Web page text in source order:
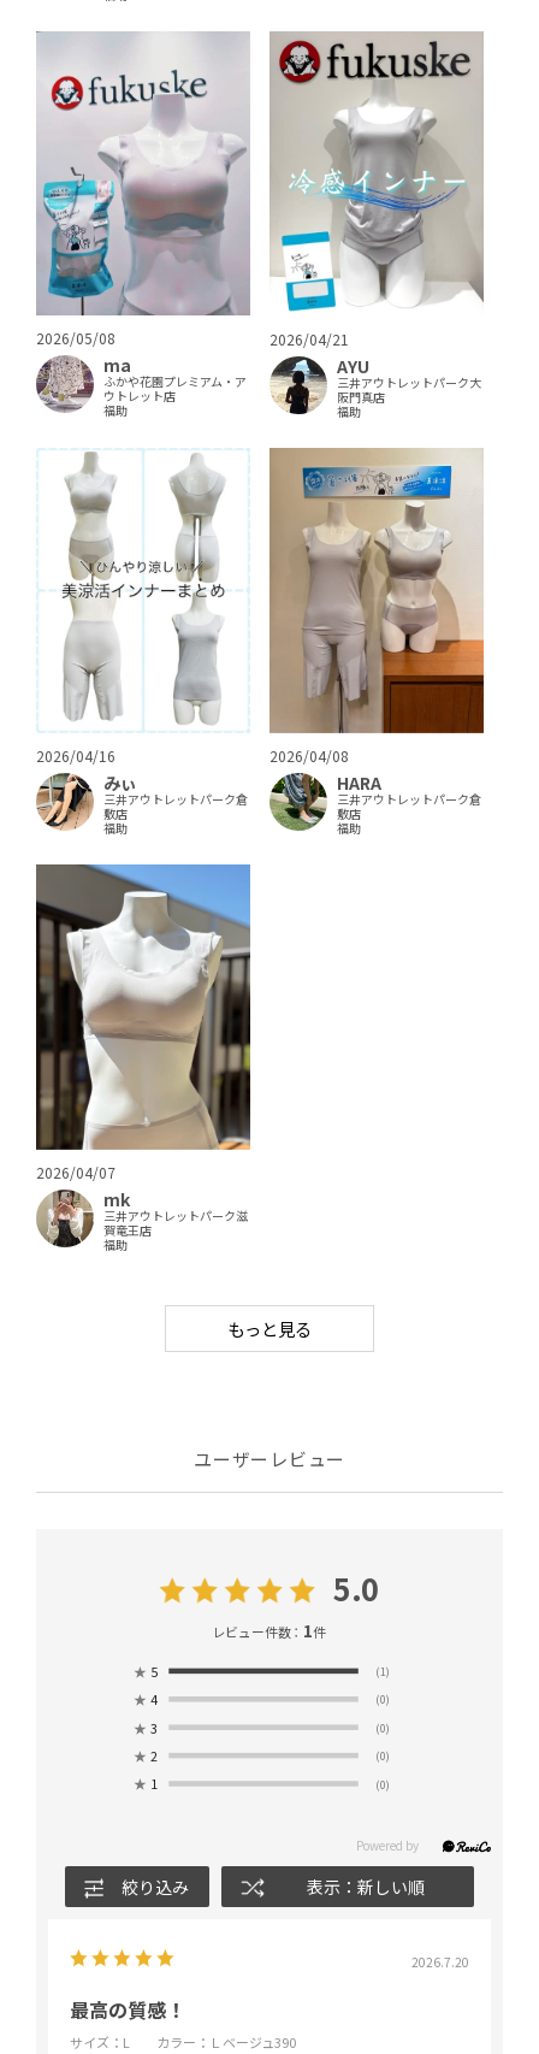
2026/05/08
ma
ふかや花園プレミアム・ア
ウトレット店
福助
2026/04/21
AYU
三井アウトレットパーク大
阪門真店
福助
2026/04/16
みぃ
三井アウトレットパーク倉
敷店
福助
2026/04/08
HARA
三井アウトレットパーク倉
敷店
福助
2026/04/07
mk
三井アウトレットパーク滋
賀竜王店
福助
もっと見る
ユーザーレビュー
5.0
レビュー件数： 1件
★ 5 (1)
★ 4 (0)
★ 3 (0)
★ 2 (0)
★ 1 (0)
絞り込み 表示：新しい順
2026.7.20
最高の質感！
サイズ：L
カラー：Ｌベージュ390